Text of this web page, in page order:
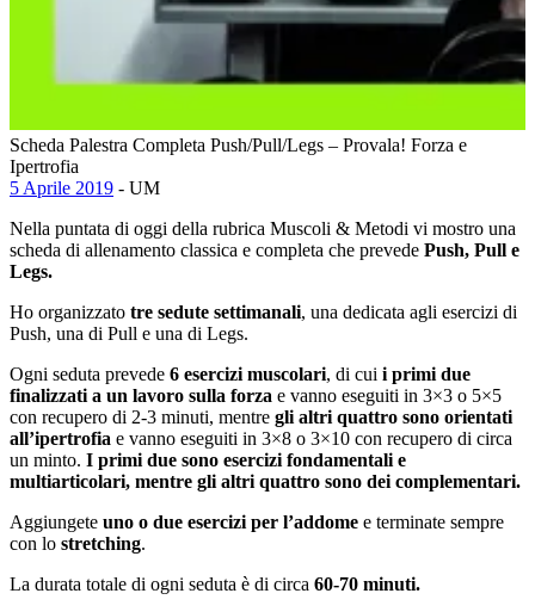
Scheda Palestra Completa Push/Pull/Legs – Provala! Forza e
Ipertrofia
5 Aprile 2019 - UM
Nella puntata di oggi della rubrica Muscoli & Metodi vi mostro una
scheda di allenamento classica e completa che prevede Push, Pull e
Legs.
Ho organizzato tre sedute settimanali, una dedicata agli esercizi di
Push, una di Pull e una di Legs.
Ogni seduta prevede 6 esercizi muscolari, di cui i primi due
finalizzati a un lavoro sulla forza e vanno eseguiti in 3×3 o 5×5
con recupero di 2-3 minuti, mentre gli altri quattro sono orientati
all’ipertrofia e vanno eseguiti in 3×8 o 3×10 con recupero di circa
un minto. I primi due sono esercizi fondamentali e
multiarticolari, mentre gli altri quattro sono dei complementari.
Aggiungete uno o due esercizi per l’addome e terminate sempre
con lo stretching.
La durata totale di ogni seduta è di circa 60-70 minuti.